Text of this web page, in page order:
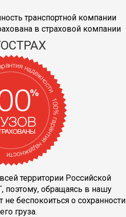
транспортной компании
в страховой компании
территории Российской
поэтому, обращаясь в нашу
беспокоиться о сохранности
груза.